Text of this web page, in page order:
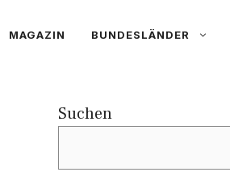
MAGAZIN BUNDESLÄNDER
Suchen